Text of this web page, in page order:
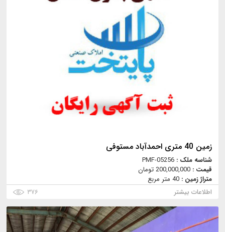
زمین 40 متری احمدآباد مستوفی
شناسه ملک : PMF-05256
قیمت : 200,000,000 تومان
متراژ زمین : 40 متر مربع
اطلاعات بیشتر
۳۷۶